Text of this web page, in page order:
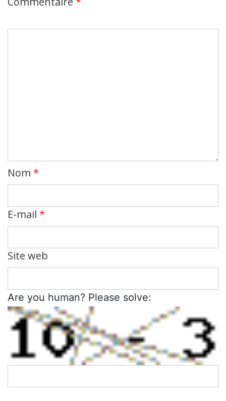
Nom *
E-mail *
Site web
Are you human? Please solve: